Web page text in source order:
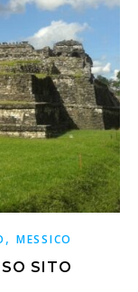
, MESSICO
SITO